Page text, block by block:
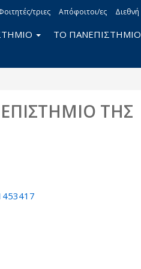
τριες Απόφοιτοι/ες Διεθνή
ΤΟ ΠΑΝΕΠΙΣΤΗΜΙΟ
ΤΗΣ